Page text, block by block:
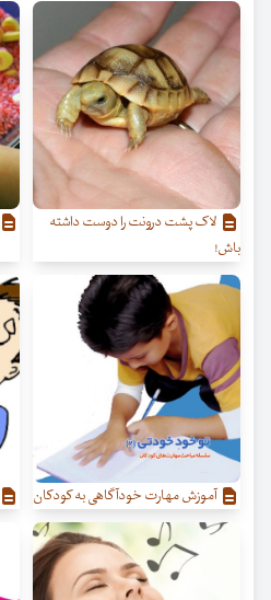
لاک پشت درونت را دوست داشته
باش!
آموزش مهارت خودآگاهی به کودکان